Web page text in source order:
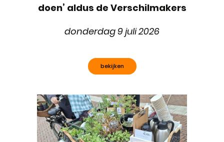
doen’ aldus de Verschilmakers
donderdag 9 juli 2026
bekijken